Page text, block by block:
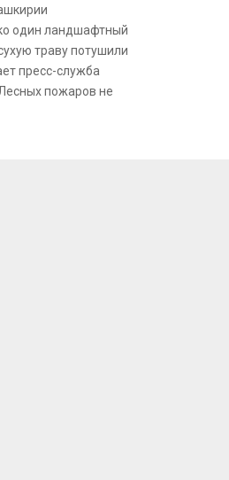
один ландшафтный
траву потушили
пресс-служба
пожаров не